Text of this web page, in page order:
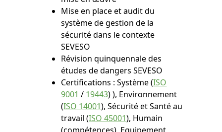
Mise en place et audit du
système de gestion de la
sécurité dans le contexte
SEVESO
Révision quinquennale des
études de dangers SEVESO
Certifications : Système (ISO
9001 / 19443) ), Environnement
(ISO 14001), Sécurité et Santé au
travail (ISO 45001), Humain